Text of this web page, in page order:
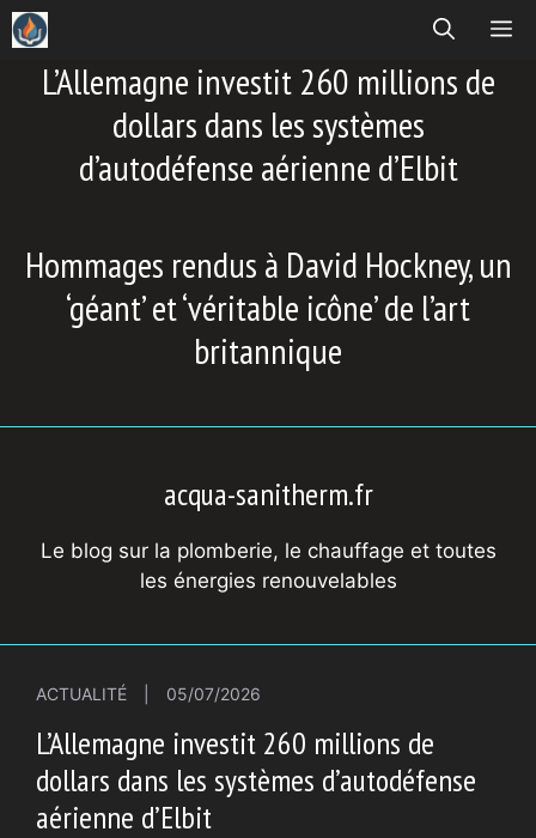
Aller
au
contenuL’Allemagne investit 260 millions de
dollars dans les systèmes
d’autodéfense aérienne d’Elbit
Hommages rendus à David Hockney, un
‘géant’ et ‘véritable icône’ de l’art
britannique
acqua-sanitherm.fr
Le blog sur la plomberie, le chauffage et toutes
les énergies renouvelables
ACTUALITÉ 05/07/2026
L’Allemagne investit 260 millions de
dollars dans les systèmes d’autodéfense
aérienne d’Elbit